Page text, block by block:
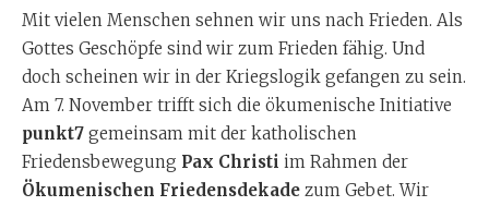
Mit vielen Menschen sehnen wir uns nach Frieden. Als
Gottes Geschöpfe sind wir zum Frieden fähig. Und
doch scheinen wir in der Kriegslogik gefangen zu sein.
Am 7. November trifft sich die ökumenische Initiative
punkt7 gemeinsam mit der katholischen
Friedensbewegung Pax Christi im Rahmen der
Ökumenischen Friedensdekade zum Gebet. Wir